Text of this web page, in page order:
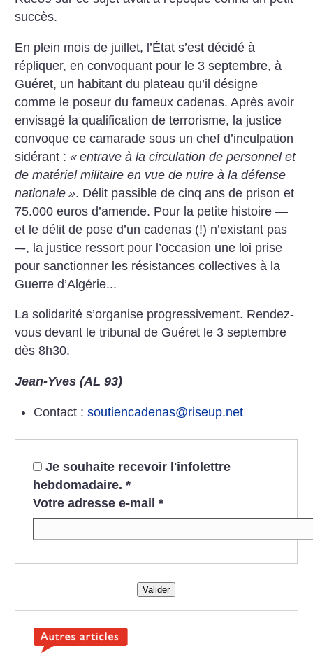
succès.
En plein mois de juillet, l’État s’est décidé à
répliquer, en convoquant pour le 3 septembre, à
Guéret, un habitant du plateau qu’il désigne
comme le poseur du fameux cadenas. Après avoir
envisagé la qualification de terrorisme, la justice
convoque ce camarade sous un chef d’inculpation
sidérant :« entrave à la circulation de personnel et
de matériel militaire en vue de nuire à la défense
nationale ». Délit passible de cinq ans de prison et
75.000 euros d’amende. Pour la petite histoire —
et le délit de pose d’un cadenas (!) n’existant pas
–-, la justice ressort pour l’occasion une loi prise
pour sanctionner les résistances collectives à la
Guerre d’Algérie...
La solidarité s’organise progressivement. Rendez-
vous devant le tribunal de Guéret le 3 septembre
dès 8h30.
Jean-Yves (AL 93)
Contact : soutiencadenas@riseup.net
Je souhaite recevoir l'infolettre
hebdomadaire. *
Votre adresse e-mail *
Valider